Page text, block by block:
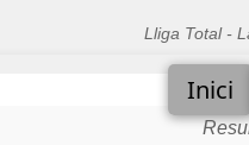
Lliga Total -
Inici